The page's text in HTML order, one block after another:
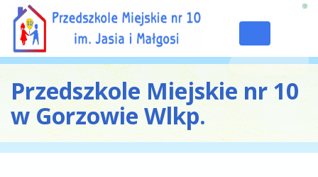
navigation
Przedszkole Miejskie nr 10
w Gorzowie Wlkp.